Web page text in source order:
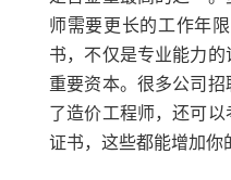
师需要更长的工作年
书，不仅是专业能力
重要资本。很多公司
了造价工程师，还可
证书，这些都能增加你